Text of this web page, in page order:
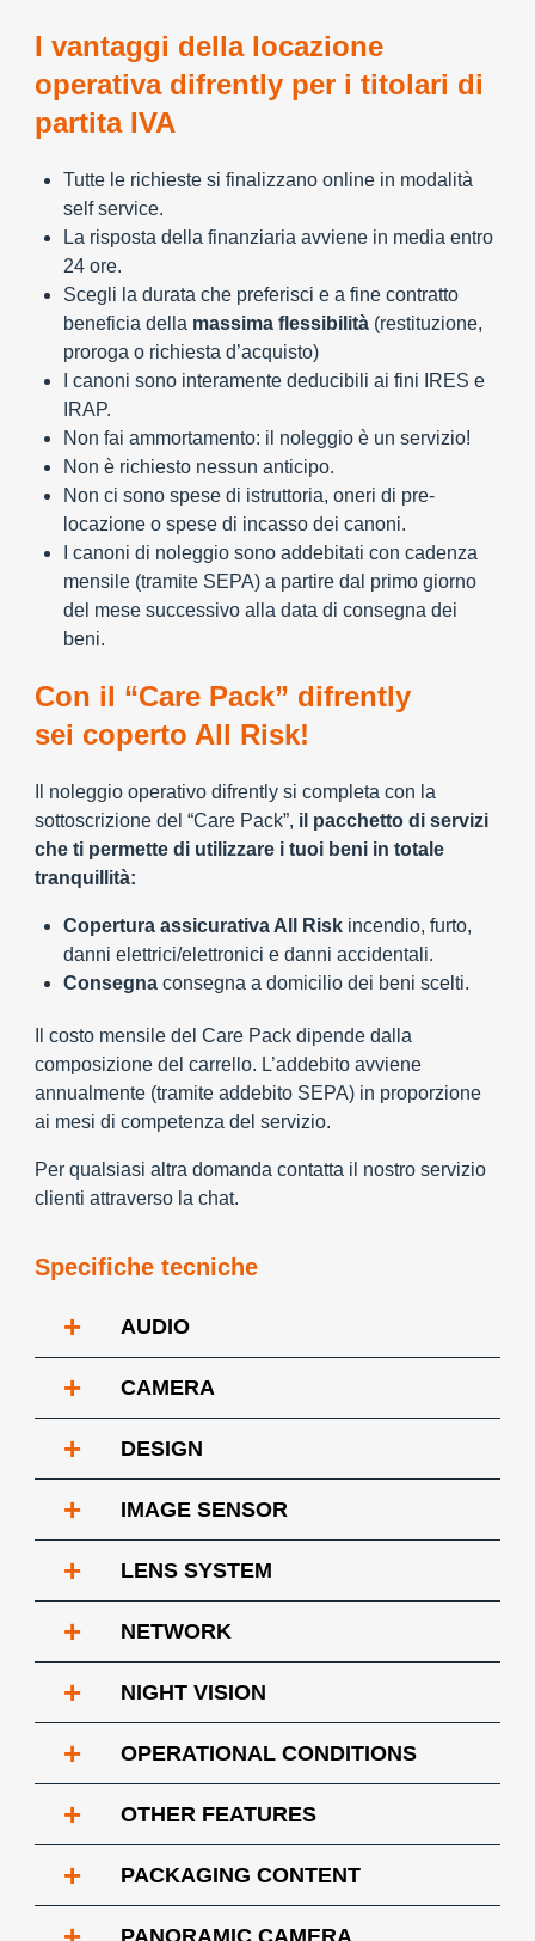
I vantaggi della locazione
operativa difrently per i titolari di
partita IVA
Tutte le richieste si finalizzano online in modalità
self service.
La risposta della finanziaria avviene in media entro
24 ore.
Scegli la durata che preferisci e a fine contratto
beneficia della massima flessibilità (restituzione,
proroga o richiesta d’acquisto)
I canoni sono interamente deducibili ai fini IRES e
IRAP.
Non fai ammortamento: il noleggio è un servizio!
Non è richiesto nessun anticipo.
Non ci sono spese di istruttoria, oneri di pre-
locazione o spese di incasso dei canoni.
I canoni di noleggio sono addebitati con cadenza
mensile (tramite SEPA) a partire dal primo giorno
del mese successivo alla data di consegna dei
beni.
Con il “Care Pack” difrently
sei coperto All Risk!
Il noleggio operativo difrently si completa con la
sottoscrizione del “Care Pack”, il pacchetto di servizi
che ti permette di utilizzare i tuoi beni in totale
tranquillità:
Copertura assicurativa All Risk incendio, furto,
danni elettrici/elettronici e danni accidentali.
Consegna consegna a domicilio dei beni scelti.
Il costo mensile del Care Pack dipende dalla
composizione del carrello. L’addebito avviene
annualmente (tramite addebito SEPA) in proporzione
ai mesi di competenza del servizio.
Per qualsiasi altra domanda contatta il nostro servizio
clienti attraverso la chat.
Specifiche tecniche
+ AUDIO
+ CAMERA
+ DESIGN
+ IMAGE SENSOR
+ LENS SYSTEM
+ NETWORK
+ NIGHT VISION
+ OPERATIONAL CONDITIONS
+ OTHER FEATURES
+ PACKAGING CONTENT
PANORAMIC CAMERA